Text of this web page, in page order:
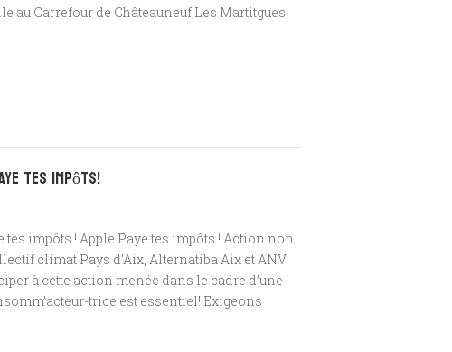
au Carrefour de Châteauneuf Les Martitgues
tes impôts!
impôts ! Apple Paye tes impôts ! Action non
climat Pays d’Aix, Alternatiba Aix et ANV
à cette action menée dans le cadre d’une
trice est essentiel! Exigeons